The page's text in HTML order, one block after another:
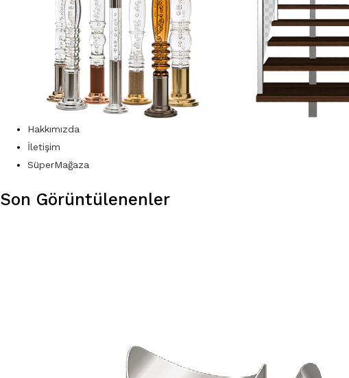
Hakkımızda
İletişim
SüperMağaza
Son Görüntülenenler